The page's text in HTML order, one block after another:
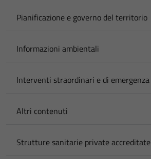
Pianificazione e governo del territorio
Informazioni ambientali
Interventi straordinari e di emergenza
Altri contenuti
Strutture sanitarie private accreditate